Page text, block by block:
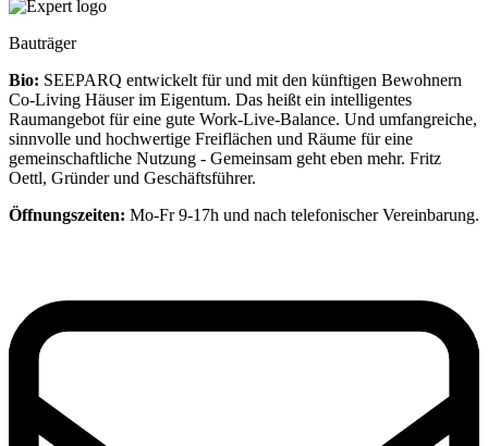
Bauträger
Bio: SEEPARQ entwickelt für und mit den künftigen Bewohnern
Co-Living Häuser im Eigentum. Das heißt ein intelligentes
Raumangebot für eine gute Work-Live-Balance. Und umfangreiche,
sinnvolle und hochwertige Freiflächen und Räume für eine
gemeinschaftliche Nutzung - Gemeinsam geht eben mehr. Fritz
Oettl, Gründer und Geschäftsführer.
Öffnungszeiten: Mo-Fr 9-17h und nach telefonischer Vereinbarung.